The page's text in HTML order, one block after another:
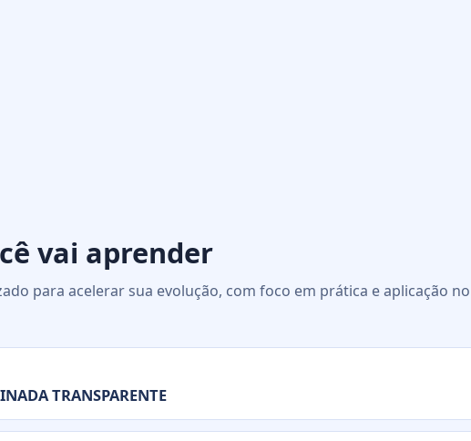
vai aprender
para acelerar sua evolução, com foco em prática e aplicação no
TRANSPARENTE